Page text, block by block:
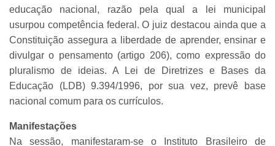
educação nacional, razão pela qual a lei municipal
usurpou competência federal. O juiz destacou ainda que a
Constituição assegura a liberdade de aprender, ensinar e
divulgar o pensamento (artigo 206), como expressão do
pluralismo de ideias. A Lei de Diretrizes e Bases da
Educação (LDB) 9.394/1996, por sua vez, prevê base
nacional comum para os currículos.
Manifestações
Na sessão, manifestaram-se o Instituto Brasileiro de